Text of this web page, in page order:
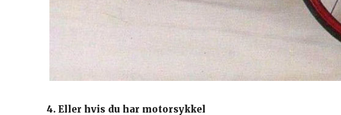
4. Eller hvis du har motorsykkel